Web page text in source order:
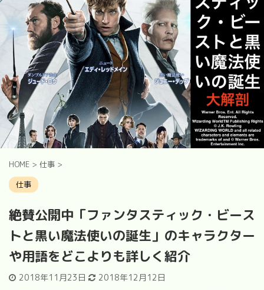
HOME > 仕事 >
仕事
絶賛公開中「ファンタスティック・ビース
トと黒い魔法使いの誕生」のキャラクター
や用語をどこよりも詳しく紹介
2018年11月23日 2018年12月12日